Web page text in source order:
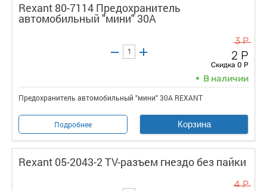
Rexant 80-7114 Предохранитель
автомобильный "мини" 30А
3 Р
2 Р
Скидка 0 Р
В наличии
Предохранитель автомобильный "мини" 30А REXANT
Подробнее Корзина
Rexant 05-2043-2 TV-разъем гнездо без пайки
4 Р